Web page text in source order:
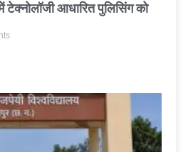
आधारित पुलिसिंग को